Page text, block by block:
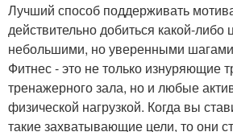
Лучший способ поддерживать
действительно добиться какой-либо
небольшими, но уверенными
Фитнес - это не только изнуряющие
тренажерного зала, но и любые
физической нагрузкой. Когда вы
такие захватывающие цели, то они